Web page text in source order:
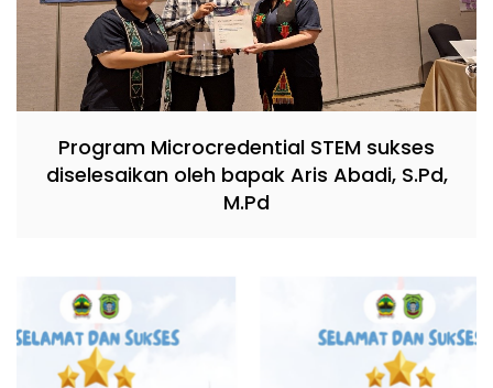
Program Microcredential STEM sukses
diselesaikan oleh bapak Aris Abadi, S.Pd,
M.Pd